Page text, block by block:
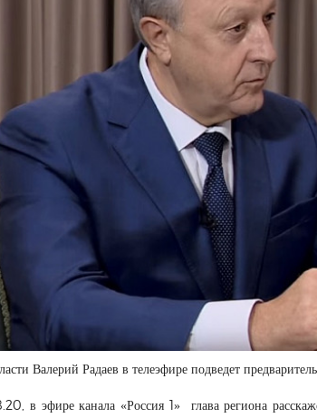
Валерий Радаев в телеэфире подведет
в эфире канала «Россия 1» глава региона